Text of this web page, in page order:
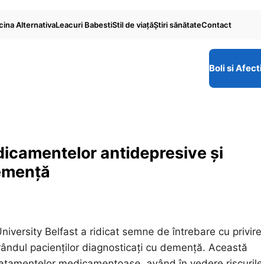
AlternativaLeacuri BabestiStil de viaţăŞtiri sănătateContact
Boli si
antidepresive și
Belfast a ridicat semne de întrebare cu
pacienților diagnosticați cu demență. Această